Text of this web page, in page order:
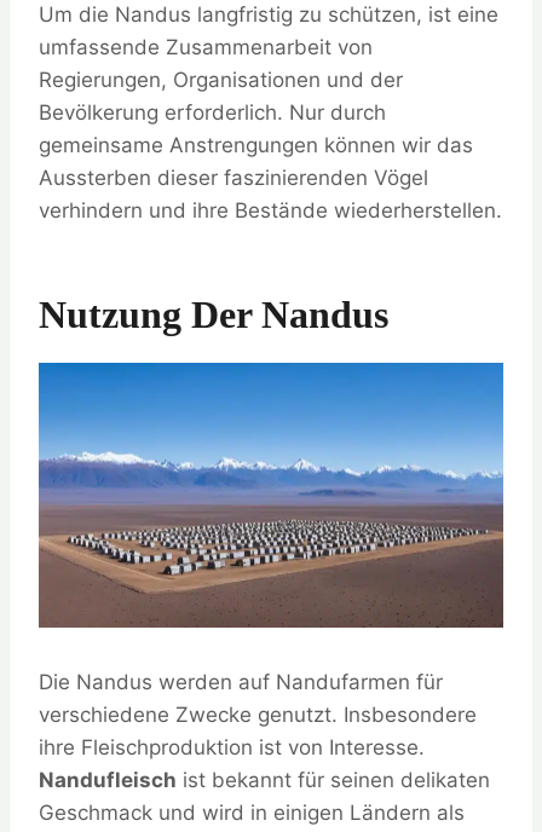
Um die Nandus langfristig zu schützen, ist eine
umfassende Zusammenarbeit von
Regierungen, Organisationen und der
Bevölkerung erforderlich. Nur durch
gemeinsame Anstrengungen können wir das
Aussterben dieser faszinierenden Vögel
verhindern und ihre Bestände wiederherstellen.
Nutzung Der Nandus
Die Nandus werden auf Nandufarmen für
verschiedene Zwecke genutzt. Insbesondere
ihre Fleischproduktion ist von Interesse.
Nandufleisch ist bekannt für seinen delikaten
Geschmack und wird in einigen Ländern als